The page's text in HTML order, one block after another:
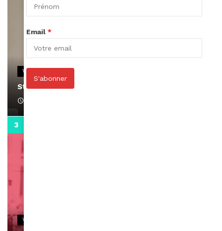
VIDEOS
Stacy passe un message
VIDEOS
Email *
S'abonner